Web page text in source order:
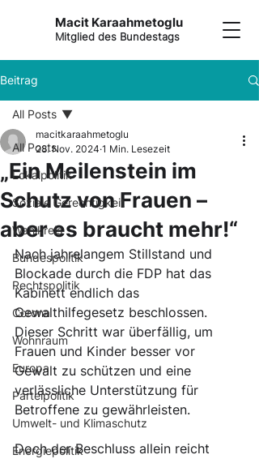
Macit Karaahmetoglu
Mitglied des Bundestags
Beitrag
All Posts
Lokalpolitik
Soziale Gerechtigkeit
Wahlkreis
Bundespolitik
Rechtspolitik
Corona
Wohnraum
Europa
Parteipolitik
Umwelt- und Klimaschutz
Energiepolitik
All Posts
„Ein Meilenstein im
Schutz von Frauen –
aber es braucht mehr!“
macitkaraahmetoglu
28. Nov. 2024 1 Min. Lesezeit
Nach jahrelangem Stillstand und
Blockade durch die FDP hat das
Kabinett endlich das
Gewalthilfegesetz beschlossen.
Dieser Schritt war überfällig, um
Frauen und Kinder besser vor
Gewalt zu schützen und eine
verlässliche Unterstützung für
Betroffene zu gewährleisten.
Doch der Beschluss allein reicht